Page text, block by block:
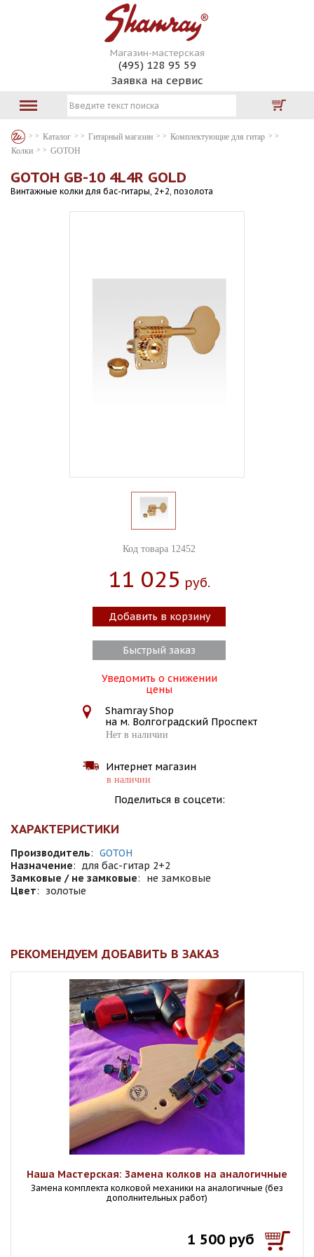
Магазин-мастерская
(495) 128 95 59
Заявка на сервис
Каталог Гитарный магазин
Комплектующие для гитар
Колки
GOTOH
GOTOH GB-10 4L4R GOLD
Винтажные колки для бас-гитары, 2+2, позолота
Код товара 12452
11 025 Руб.
Добавить в корзину
Быстрый заказ
Уведомить о снижении
цены
Shamray Shop
на м. Волгоградский Проспект
Нет в наличии
Интернет магазин
в наличии
Поделиться в соцсети:
ХАРАКТЕРИСТИКИ
Производитель: GOTOH
Назначение: для бас-гитар 2+2
Замковые / не замковые:
не замковые
Цвет: золотые
РЕКОМЕНДУЕМ ДОБАВИТЬ В ЗАКАЗ
Наша Мастерская: Замена колков на аналогичные
Замена комплекта колковой механики на аналогичные (без
дополнительных работ)
1 500 руб